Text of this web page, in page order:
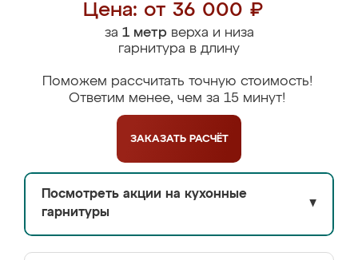
Цена: от 36 000 ₽
за 1 метрверха и низа
гарнитура в длину
Поможем рассчитать точную стоимость!
Ответим менее, чем за 15 минут!
ЗАКАЗАТЬ РАСЧЁТ
Посмотреть акции на кухонные
гарнитуры
▼